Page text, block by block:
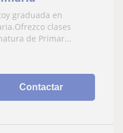
graduada en
clases
de Primar...
Contactar